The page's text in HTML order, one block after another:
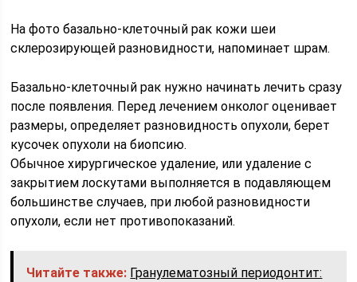
На фото базально-клеточный рак кожи шеи
склерозирующей разновидности, напоминает шрам.
Базально-клеточный рак нужно начинать лечить сразу
после появления. Перед лечением онколог оценивает
размеры, определяет разновидность опухоли, берет
кусочек опухоли на биопсию.
Обычное хирургическое удаление, или удаление с
закрытием лоскутами выполняется в подавляющем
большинстве случаев, при любой разновидности
опухоли, если нет противопоказаний.
Читайте также: Гранулематозный периодонтит: